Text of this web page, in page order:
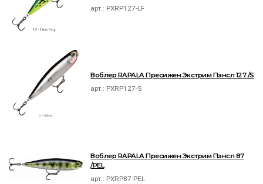
арт.: PXRP127-LF
Воблер RAPALA Пресижен Экстрим Пэнсл 127 /S
арт.: PXRP127-S
Воблер RAPALA Пресижен Экстрим Пэнсл 87
/PEL
арт.: PXRP87-PEL